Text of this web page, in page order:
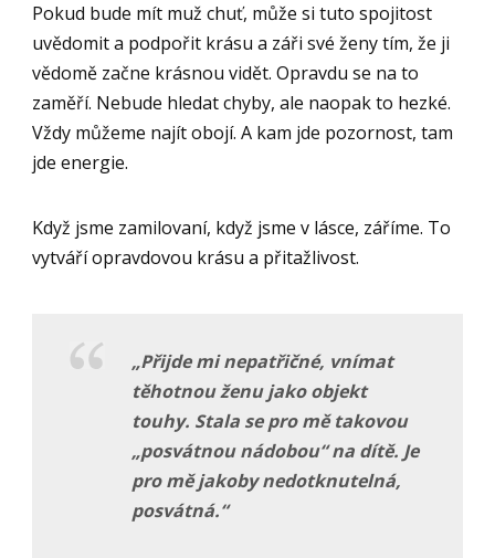
Pokud bude mít muž chuť, může si tuto spojitost
uvědomit a podpořit krásu a záři své ženy tím, že ji
vědomě začne krásnou vidět. Opravdu se na to
zaměří. Nebude hledat chyby, ale naopak to hezké.
Vždy můžeme najít obojí. A kam jde pozornost, tam
jde energie.
Když jsme zamilovaní, když jsme v lásce, záříme. To
vytváří opravdovou krásu a přitažlivost.
„Přijde mi nepatřičné, vnímat
těhotnou ženu jako objekt
touhy. Stala se pro mě takovou
„posvátnou nádobou“na dítě. Je
pro mě jakoby nedotknutelná,
posvátná.“